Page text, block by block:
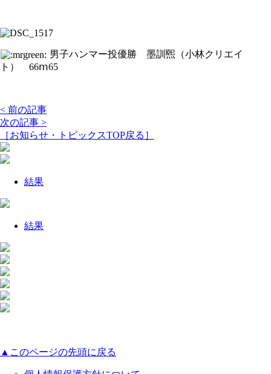
男子ハンマー投優勝 墨訓煕（小林クリエイ
ト） 66ⅿ65
< 前の記事
次の記事 >
［お知らせ・トピックスTOP戻る］
結果
結果
▲このページの先頭に戻る